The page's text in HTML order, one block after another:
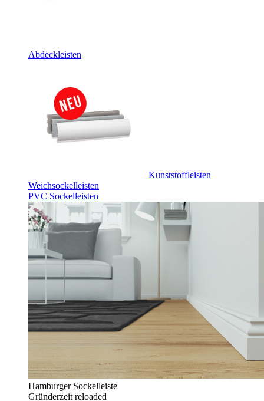
Abdeckleisten
Kunststoffleisten
Weichsockelleisten
PVC Sockelleisten
Hamburger Sockelleiste
Gründerzeit reloaded